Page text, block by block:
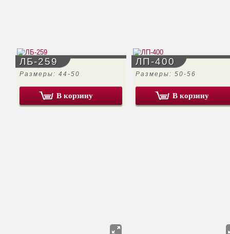
ЛБ-259
Размеры: 44-50
В корзину
ЛП-400
Размеры: 50-56
В корзину